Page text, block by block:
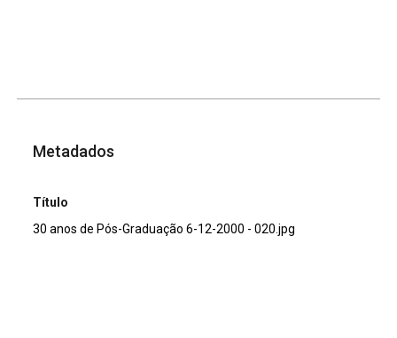
Metadados
Título
30 anos de Pós-Graduação 6-12-2000 - 020.jpg